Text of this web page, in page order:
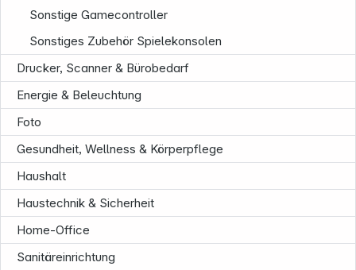
Sonstige Gamecontroller
Sonstiges Zubehör Spielekonsolen
Drucker, Scanner & Bürobedarf
Energie & Beleuchtung
Foto
Gesundheit, Wellness & Körperpflege
Haushalt
Haustechnik & Sicherheit
Home-Office
Sanitäreinrichtung